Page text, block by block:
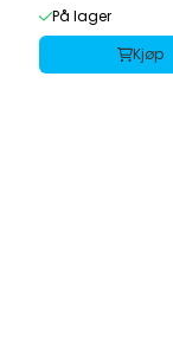
På lager
Kjøp